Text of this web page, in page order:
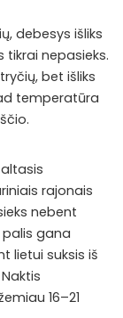
debesys išliks
tikrai nepasieks.
bet išliks
temperatūra
rajonais
nebent
gana
lietui suksis iš
16–21